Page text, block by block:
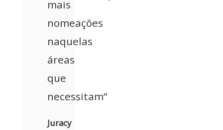
mais
nomeações
naquelas
áreas
que
necessitam”
Juracy